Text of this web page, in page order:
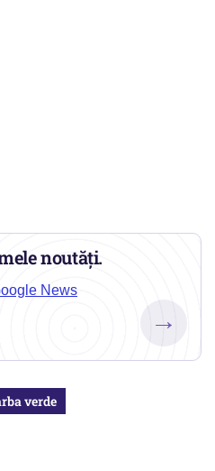
noutăți.
News
→
verde